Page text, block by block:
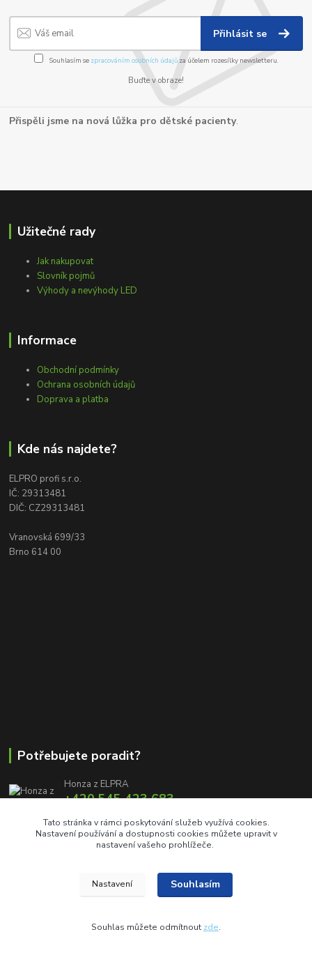
Přihlásit se
Souhlasím se zpracováním osobních údajůza účelem rozesílky newsletteru.
Buďte v obraze!
Přispěli jsme na nová lůžka pro dětské pacienty.
Užitečné rady
Jak nakupovat
Slovník pojmů
Výhody a nevýhody LED
Informace
Obchodní podmínky
Ochrana osobních údajů
Doprava a platba
Kde nás najdete?
ELPRO profi s.r.o.
IČ: 29313481
DIČ: CZ29313481
Vranovská 699/33
Brno 614 00
Potřebujete poradit?
Honza z ELPRA
+420 545 423 683
info@elproprofi.cz
Tato stránka v rámci poskytování služeb využívá cookies.
Nastavení používání a dostupnosti cookies můžete upravit v
nastavení vašeho prohlížeče.
Nastavení Souhlasím
Souhlas můžete odmítnout zde.